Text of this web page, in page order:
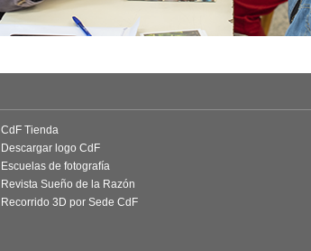
CdF Tienda
Descargar logo CdF
Escuelas de fotografía
Revista Sueño de la Razón
Recorrido 3D por Sede CdF